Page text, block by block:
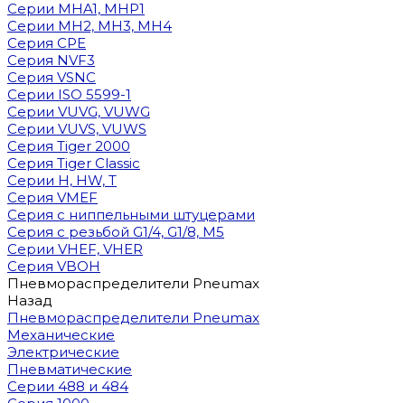
Cерии MHA1, MHP1
Cерии MH2, MH3, MH4
Cерия CPE
Серия NVF3
Серия VSNC
Серии ISO 5599-1
Серии VUVG, VUWG
Серии VUVS, VUWS
Серия Tiger 2000
Серия Tiger Classic
Серии H, HW, T
Серия VMEF
Серия с ниппельными штуцерами
Серия с резьбой G1/4, G1/8, М5
Серии VHEF, VHER
Серия VBOH
Пневмораспределители Pneumax
Назад
Пневмораспределители Pneumax
Механические
Электрические
Пневматические
Серии 488 и 484